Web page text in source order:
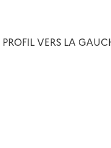
VERS LA